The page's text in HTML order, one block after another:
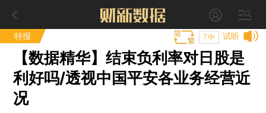
特报 试听
T中
【数据精华】结束负利率对日股是
利好吗/透视中国平安各业务经营近
况